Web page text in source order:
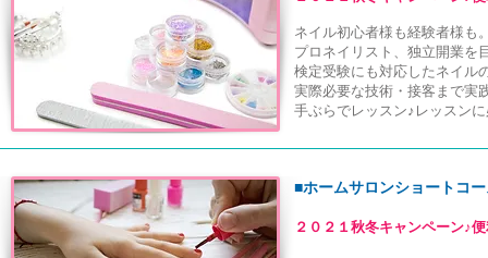
ネイル初心者様も経験者様も
プロネイリスト、独立開業を
検定受験にも対応したネイル
実際必要な技術・接客まで実
手ぶらでレッスン♪レッスン
■ホームサロンショートコ
２０２１秋冬キャンペーン♪